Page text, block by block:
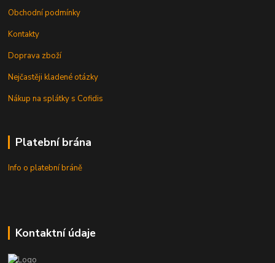
Obchodní podmínky
Kontakty
Doprava zboží
Nejčastěji kladené otázky
Nákup na splátky s Cofidis
Platební brána
Info o platební bráně
Kontaktní údaje